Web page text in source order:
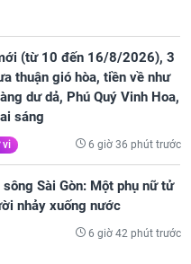
(từ 10 đến 16/8/2026), 3
thuận gió hòa, tiền về như
dư dả, Phú Quý Vinh Hoa,
sáng
vi 6 giờ 36 phút trước
sông Sài Gòn: Một phụ nữ tử
nhảy xuống nước
6 giờ 42 phút trước